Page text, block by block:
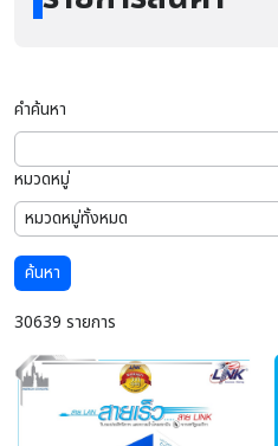
คำค้นหา
หมวดหมู่
ค้นหา
30639 รายการ